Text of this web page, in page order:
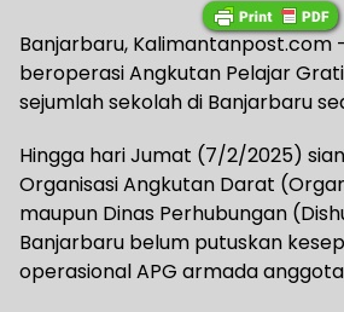
Banjarbaru, Kalimantanpost.com
beroperasi Angkutan Pelajar
sejumlah sekolah di Banjarbaru
Hingga hari Jumat (7/2/2025)
Organisasi Angkutan Darat
maupun Dinas Perhubungan
Banjarbaru belum putuskan
operasional APG armada